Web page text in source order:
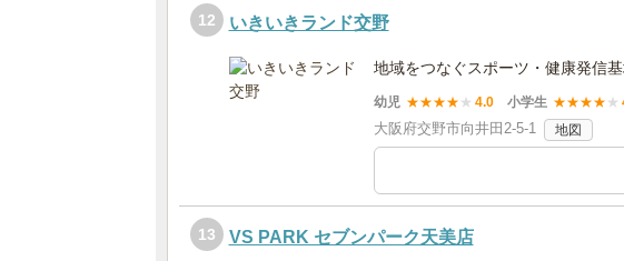
12 いきいきランド交野
地域をつなぐスポーツ・健康発信
幼児 ★★★★ ★ 4.0 小学生 ★★★★ ★
大阪府交野市向井田2-5-1 地図
13 VS PARK セブンパーク天美店